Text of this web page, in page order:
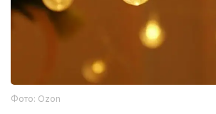
Фото: Ozon